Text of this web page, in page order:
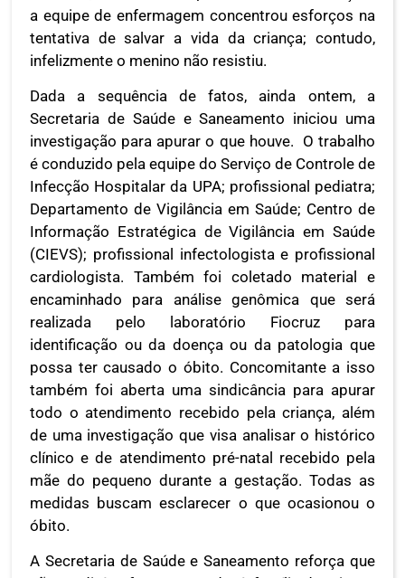
a equipe de enfermagem concentrou esforços na
tentativa de salvar a vida da criança; contudo,
infelizmente o menino não resistiu.
Dada a sequência de fatos, ainda ontem, a
Secretaria de Saúde e Saneamento iniciou uma
investigação para apurar o que houve. O trabalho
é conduzido pela equipe do Serviço de Controle de
Infecção Hospitalar da UPA; profissional pediatra;
Departamento de Vigilância em Saúde; Centro de
Informação Estratégica de Vigilância em Saúde
(CIEVS); profissional infectologista e profissional
cardiologista. Também foi coletado material e
encaminhado para análise genômica que será
realizada pelo laboratório Fiocruz para
identificação ou da doença ou da patologia que
possa ter causado o óbito. Concomitante a isso
também foi aberta uma sindicância para apurar
todo o atendimento recebido pela criança, além
de uma investigação que visa analisar o histórico
clínico e de atendimento pré-natal recebido pela
mãe do pequeno durante a gestação. Todas as
medidas buscam esclarecer o que ocasionou o
óbito.
A Secretaria de Saúde e Saneamento reforça que